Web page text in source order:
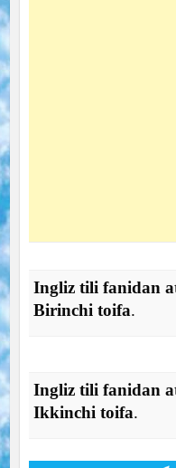
Ingliz tili fanidan
Birinchi toifa.
Ingliz tili fanidan
Ikkinchi toifa.